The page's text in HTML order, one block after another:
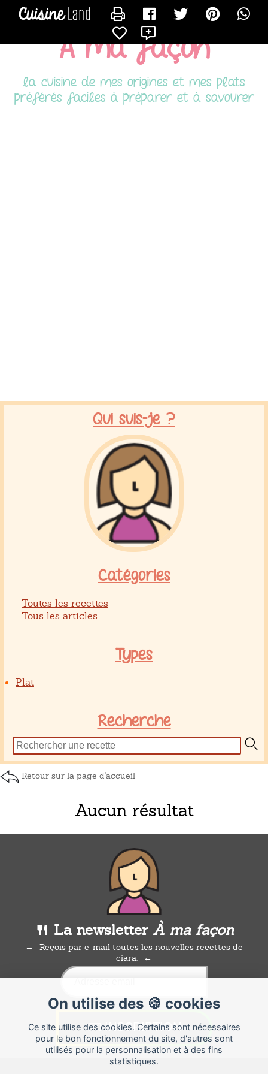
À ma façon
la cuisine de mes origines et mes plats
préférés faciles à préparer et à savourer
Qui suis-je ?
Catégories
Toutes les recettes
Tous les articles
Types
Plat
Recherche
Retour sur la page d'accueil
Aucun résultat
On utilise des 🍪 cookies
Ce site utilise des cookies. Certains sont nécessaires
pour le bon fonctionnement du site, d'autres sont
utilisés pour la personnalisation et à des fins
statistiques.
🍴 La newsletter À ma façon
Reçois par e-mail toutes les nouvelles recettes de
ciara.
CONTACTER CIARA